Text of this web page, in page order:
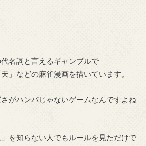
名詞と言えるギャンブルで
」などの麻雀漫画を描いています。
がハンパじゃないゲームなんですよね
を知らない人でもルールを見ただけで